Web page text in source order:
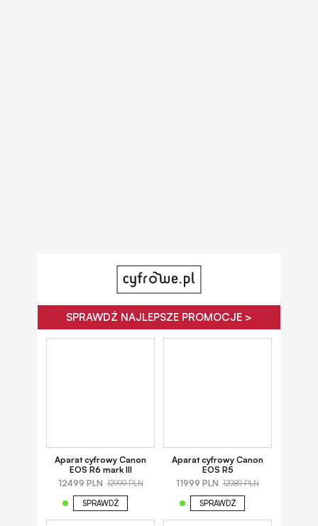
SPRAWDŹ NAJLEPSZE PROMOCJE >
Aparat cyfrowy Canon
EOS R6 mark III
12499 PLN 12999 PLN
SPRAWDŹ
Aparat cyfrowy Canon
EOS R5
11999 PLN 12989 PLN
SPRAWDŹ